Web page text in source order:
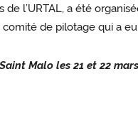
l’URTAL, a été
de pilotage qui a
Malo les 21 et 22